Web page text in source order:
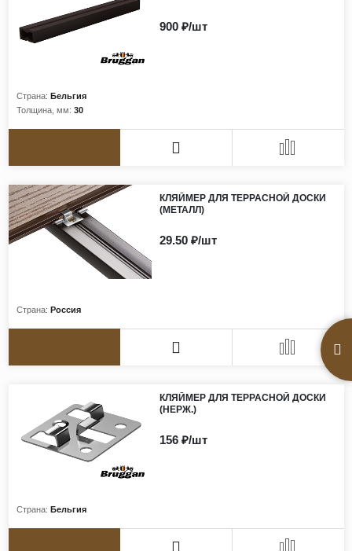
Страна: Бельгия
Толщина, мм: 30
900 ₽/шт
КЛЯЙМЕР ДЛЯ ТЕРРАСНОЙ ДОСКИ
(МЕТАЛЛ)
Страна: Россия
29.50 ₽/шт
КЛЯЙМЕР ДЛЯ ТЕРРАСНОЙ ДОСКИ
(НЕРЖ.)
Страна: Бельгия
156 ₽/шт